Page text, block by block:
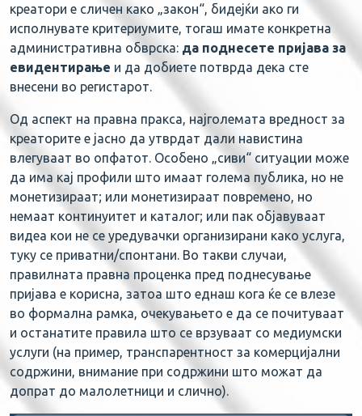
креатори е сличен како „закон“, бидејќи ако ги
исполнувате критериумите, тогаш имате конкретна
административна обврска: да поднесете пријава за
евидентирање и да добиете потврда дека сте
внесени во регистарот.
Од аспект на правна пракса, најголемата вредност за
креаторите е јасно да утврдат дали навистина
влегуваат во опфатот. Особено „сиви“ ситуации може
да има кај профили што имаат голема публика, но не
монетизираат; или монетизираат повремено, но
немаат континуитет и каталог; или пак објавуваат
видеа кои не се уредувачки организирани како услуга,
туку се приватни/спонтани. Во такви случаи,
правилната правна проценка пред поднесување
пријава е корисна, затоа што еднаш кога ќе се влезе
во формална рамка, очекувањето е да се почитуваат
и останатите правила што се врзуваат со медиумски
услуги (на пример, транспарентност за комерцијални
содржини, внимание при содржини што можат да
допрат до малолетници и слично).